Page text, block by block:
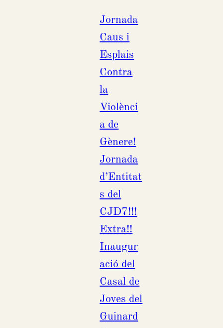
Jornada
Caus i
Esplais
Contra
la
Violènci
a de
Gènere!
Jornada
d’Entitat
s del
CJD7!!!
Extra!!
Inaugur
ació del
Casal de
Joves del
Guinard